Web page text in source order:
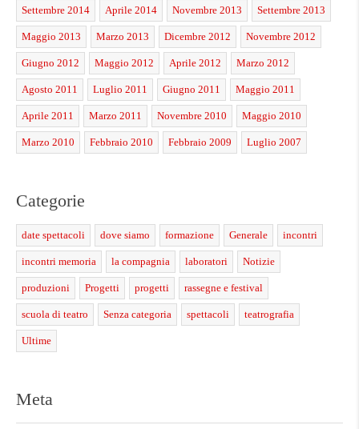
Settembre 2014 Aprile 2014 Novembre 2013 Settembre 2013
Maggio 2013 Marzo 2013 Dicembre 2012 Novembre 2012
Giugno 2012 Maggio 2012 Aprile 2012 Marzo 2012
Agosto 2011 Luglio 2011 Giugno 2011 Maggio 2011
Aprile 2011 Marzo 2011 Novembre 2010 Maggio 2010
Marzo 2010 Febbraio 2010 Febbraio 2009 Luglio 2007
Categorie
date spettacoli dove siamo formazione Generale incontri
incontri memoria la compagnia laboratori Notizie
produzioni Progetti progetti rassegne e festival
scuola di teatro Senza categoria spettacoli teatrografia
Ultime
Meta